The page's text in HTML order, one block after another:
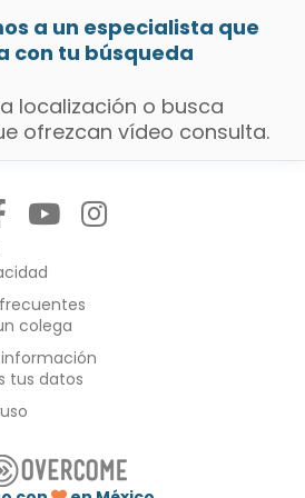
a un especialista que
con tu búsqueda
localización o busca
ofrezcan vídeo consulta.
colega
tus datos